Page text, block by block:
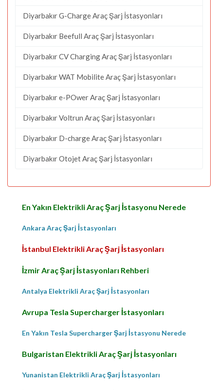
Diyarbakır G-Charge Araç Şarj İstasyonları
Diyarbakır Beefull Araç Şarj İstasyonları
Diyarbakır CV Charging Araç Şarj İstasyonları
Diyarbakır WAT Mobilite Araç Şarj İstasyonları
Diyarbakır e-POwer Araç Şarj İstasyonları
Diyarbakır Voltrun Araç Şarj İstasyonları
Diyarbakır D-charge Araç Şarj İstasyonları
Diyarbakır Otojet Araç Şarj İstasyonları
En Yakın Elektrikli Araç Şarj İstasyonu Nerede
Ankara Araç Şarj İstasyonları
İstanbul Elektrikli Araç Şarj İstasyonları
İzmir Araç Şarj İstasyonları Rehberi
Antalya Elektrikli Araç Şarj İstasyonları
Avrupa Tesla Supercharger İstasyonları
En Yakın Tesla Supercharger Şarj İstasyonu Nerede
Bulgaristan Elektrikli Araç Şarj İstasyonları
Yunanistan Elektrikli Araç Şarj İstasyonları